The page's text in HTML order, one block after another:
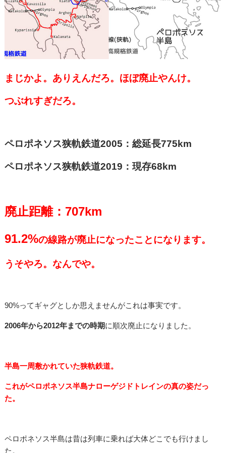
まじかよ。ありえんだろ。ほぼ廃止やんけ。
つぶれすぎだろ。
ペロポネソス狭軌鉄道2005：総延長775km
ペロポネソス狭軌鉄道2019：現存68km
廃止距離：707km
91.2%の線路が廃止になったことになります。
うそやろ。なんでや。
90%ってギャグとしか思えませんがこれは事実です。
2006年から2012年までの時期に順次廃止になりました。
半島一周敷かれていた狭軌鉄道。
これがペロポネソス半島ナローゲジドトレインの真の姿だっ
た。
ペロポネソス半島は昔は列車に乗れば大体どこでも行けまし
た。